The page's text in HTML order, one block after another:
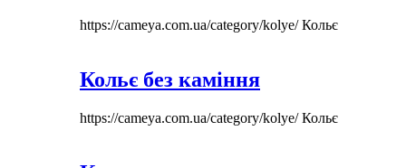
https://cameya.com.ua/category/kolye/Кольє
Кольє без каміння
https://cameya.com.ua/category/kolye/Кольє